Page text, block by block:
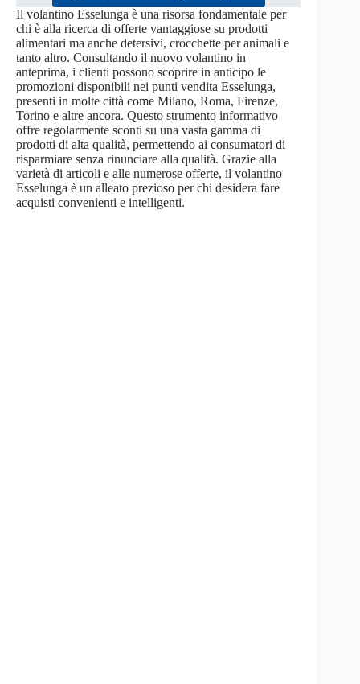
Il volantino Esselunga è una risorsa fondamentale per
chi è alla ricerca di offerte vantaggiose su prodotti
alimentari ma anche detersivi, crocchette per animali e
tanto altro. Consultando il nuovo volantino in
anteprima, i clienti possono scoprire in anticipo le
promozioni disponibili nei punti vendita Esselunga,
presenti in molte città come Milano, Roma, Firenze,
Torino e altre ancora. Questo strumento informativo
offre regolarmente sconti su una vasta gamma di
prodotti di alta qualità, permettendo ai consumatori di
risparmiare senza rinunciare alla qualità. Grazie alla
varietà di articoli e alle numerose offerte, il volantino
Esselunga è un alleato prezioso per chi desidera fare
acquisti convenienti e intelligenti.